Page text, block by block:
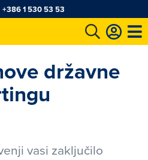
+386 1 530 53 53
državne
vasi zaključilo